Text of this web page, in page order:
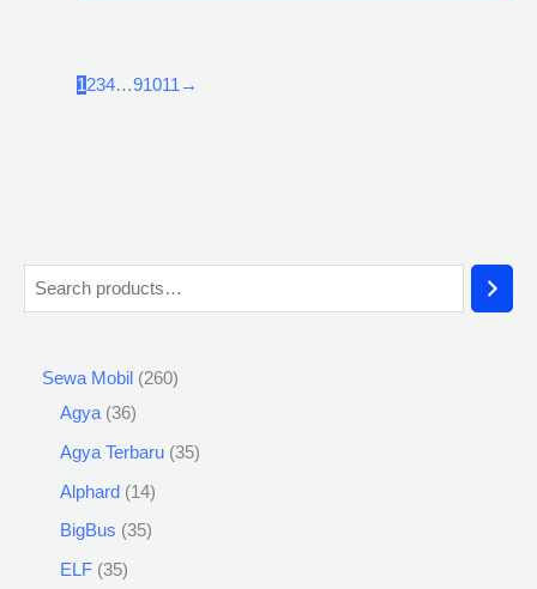
Sewa Mobil
260
Agya 36
Agya Terbaru 35
Alphard 14
BigBus 35
ELF 35
1 234…91011 →